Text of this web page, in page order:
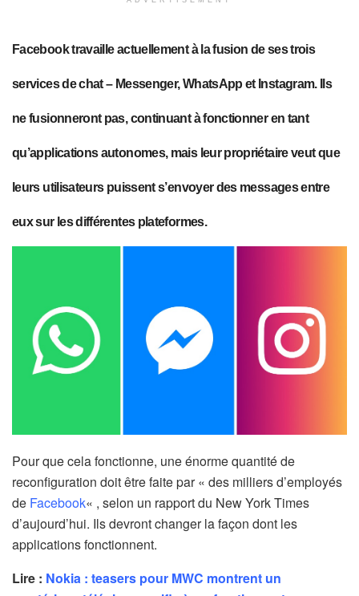
Facebook travaille actuellement à la fusion de ses trois
services de chat – Messenger, WhatsApp et Instagram. Ils
ne fusionneront pas, continuant à fonctionner en tant
qu’applications autonomes, mais leur propriétaire veut que
leurs utilisateurs puissent s’envoyer des messages entre
eux sur les différentes plateformes.
Pour que cela fonctionne, une énorme quantité de
reconfiguration doit être faite par « des milliers d’employés
de Facebook« , selon un rapport du New York Times
d’aujourd’hui. Ils devront changer la façon dont les
applications fonctionnent.
Lire : Nokia : teasers pour MWC montrent un